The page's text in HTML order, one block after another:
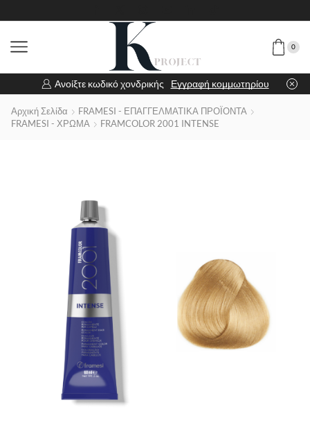
0
Ανοίξτε κωδικό χονδρικής Εγγραφή κομμωτηρίου
Αρχική Σελίδα
FRAMESI - ΕΠΑΓΓΕΛΜΑΤΙΚΑ ΠΡΟΪΟΝΤΑ
FRAMESI - ΧΡΩΜΑ
FRAMCOLOR 2001 INTENSE